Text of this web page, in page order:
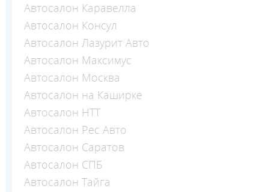
Автосалон Каравелла
Автосалон Консул
Автосалон Лазурит Авто
Автосалон Максимус
Автосалон Москва
Автосалон на Каширке
Автосалон НТТ
Автосалон Рес Авто
Автосалон Саратов
Автосалон СПБ
Автосалон Тайга